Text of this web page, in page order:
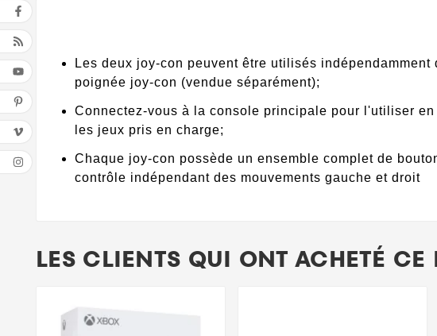
Les deux joy-con peuvent être utilisés
poignée joy-con (vendue séparément);
Connectez-vous à la console principale pour l'utiliser
les jeux pris en charge;
Chaque joy-con possède un ensemble complet de
contrôle indépendant des mouvements gauche et droit
LES CLIENTS QUI ONT ACHETÉ